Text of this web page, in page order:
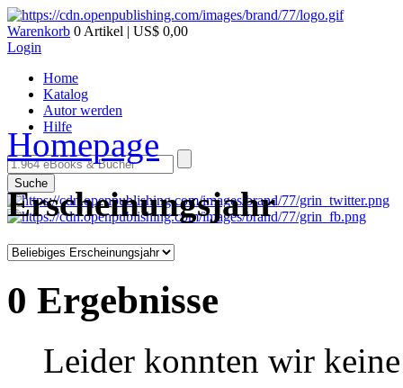
Warenkorb 0 Artikel | US$ 0,00
Login
Home
Katalog
Autor werden
Hilfe
Suche
Homepage
Erscheinungsjahr
0 Ergebnisse
Leider konnten wir